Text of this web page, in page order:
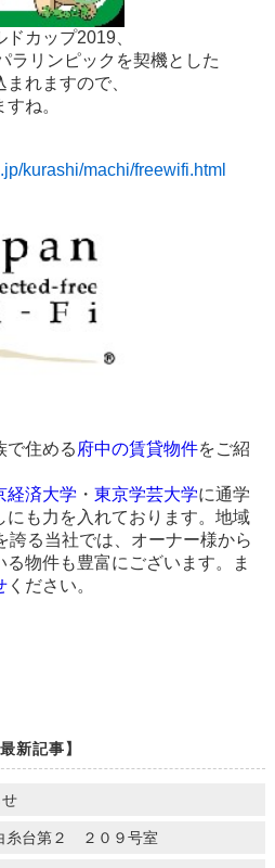
カップ2019、
ラリンピックを契機とした
れますので、
ね。
kurashi/machi/freewifi.html
で住める 府中の賃貸物件をご紹
経済大学 ・ 東京学芸大学に通学
も力を入れております。地域
誇る当社では、オーナー様から
る物件も豊富にございます。ま
ください。
最新記事】
糸台第２ ２０９号室